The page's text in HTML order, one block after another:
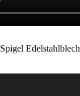
Spigel Edelstahlblech